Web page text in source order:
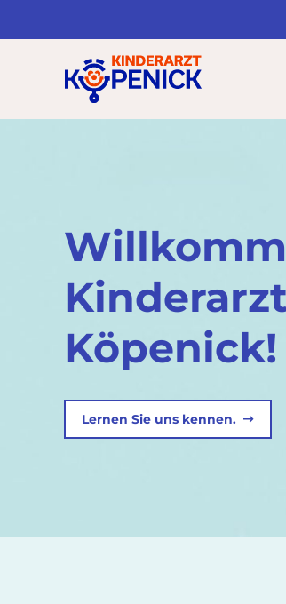
Köpenick!
Lernen Sie uns kennen.